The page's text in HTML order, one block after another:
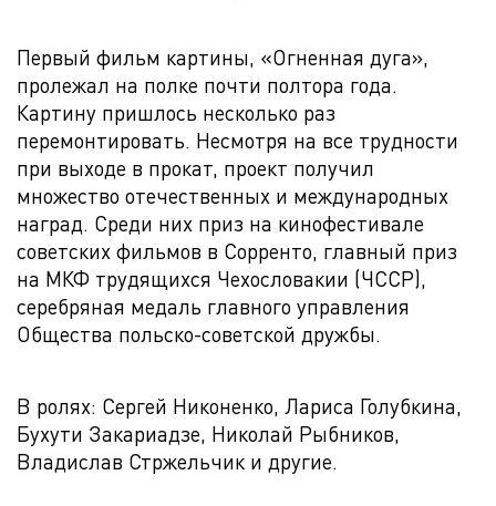
Первый фильм картины, «Огненная дуга»,
пролежал на полке почти полтора года.
Картину пришлось несколько раз
перемонтировать. Несмотря на все трудности
при выходе в прокат, проект получил
множество отечественных и международных
наград. Среди них приз на кинофестивале
советских фильмов в Сорренто, главный приз
на МКФ трудящихся Чехословакии (ЧССР),
серебряная медаль главного управления
Общества польско-советской дружбы.
В ролях: Сергей Никоненко, Лариса Голубкина,
Бухути Закариадзе, Николай Рыбников,
Владислав Стржельчик и другие.